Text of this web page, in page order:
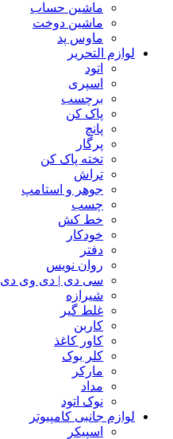
ماشین حساب
ماشین دوخت
ماوس پد
لوازم التحریر
اتود
اسپری
برچسب
پاک کن
پانچ
پرگار
تخته پاک کن
تراش
جوهر و استامپ
چسب
خط کش
خودکار
دفتر
روان نویس
سی دی | دی وی دی
شیرازه
غلط گیر
کاربن
کاور کاغذ
کلر بوک
مارکر
مداد
نوک اتود
لوازم جانبی کامپیوتر
اسپیکر